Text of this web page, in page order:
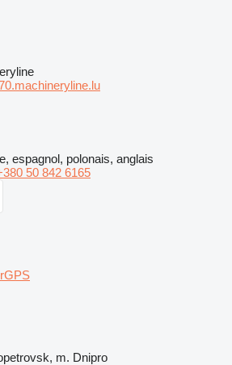
espagnol, polonais, anglais
50 842 6165
m. Dnipro